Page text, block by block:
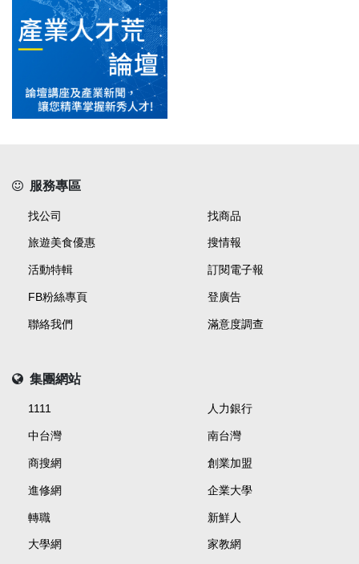
服務專區
找公司 找商品
旅遊美食優惠 搜情報
活動特輯 訂閱電子報
FB粉絲專頁 登廣告
聯絡我們 滿意度調查
集團網站
1111 人力銀行
中台灣 南台灣
商搜網 創業加盟
進修網 企業大學
轉職 新鮮人
大學網 家教網